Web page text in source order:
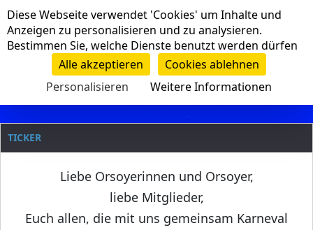
Navigation
Clanname
TICKER
Liebe Orsoyerinnen und Orsoyer,
liebe Mitglieder,
Euch allen, die mit uns gemeinsam Karneval
Cookie-Einstellungen
Diese Webseite verwendet 'Cookies' um Inhalte und
Anzeigen zu personalisieren und zu analysieren.
Bestimmen Sie, welche Dienste benutzt werden dürfen
Alle akzeptieren
Cookies ablehnen
Personalisieren
Weitere Informationen